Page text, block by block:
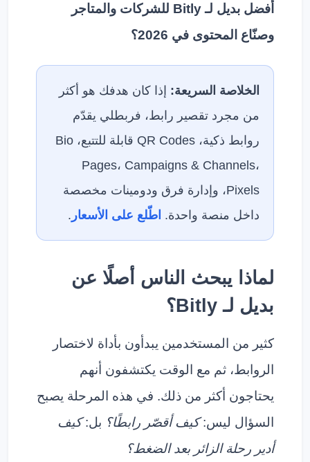
أفضل بديل لـ Bitly للشركات والمتاجر
وصنّاع المحتوى في 2026؟
الخلاصة السريعة: إذا كان هدفك هو أكثر
من مجرد تقصير رابط، فربطلي يقدّم
روابط ذكية، QR Codes قابلة للتتبع، Bio
Pages، Campaigns & Channels،
Pixels، وإدارة فرق ودومينات مخصصة
داخل منصة واحدة. اطّلع على الأسعار .
لماذا يبحث الناس أصلًا عن
بديل لـ Bitly؟
كثير من المستخدمين يبدأون بأداة لاختصار
الروابط، ثم مع الوقت يكتشفون أنهم
يحتاجون أكثر من ذلك. في هذه المرحلة يصبح
السؤال ليس:كيف أقصّر رابطًا؟ بل:كيف
أدير رحلة الزائر بعد الضغط؟